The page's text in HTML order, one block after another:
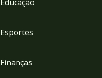
Educação
Esportes
Finanças